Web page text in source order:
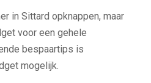
in Sittard opknappen, maar
voor een gehele
bespaartips is
mogelijk.